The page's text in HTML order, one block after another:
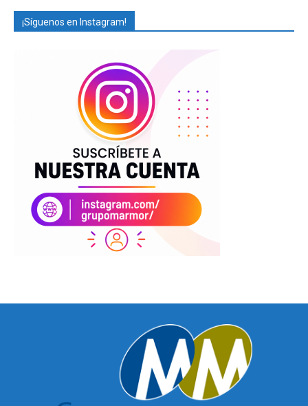
¡Síguenos en Instagram!